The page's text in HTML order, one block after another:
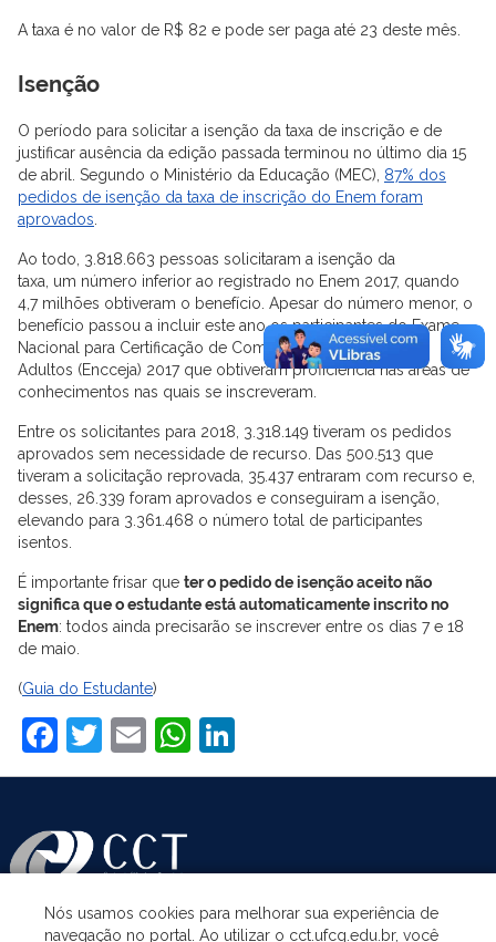
A taxa é no valor de R$ 82 e pode ser paga até 23 deste mês.
Isenção
O período para solicitar a isenção da taxa de inscrição e de
justificar ausência da edição passada terminou no último dia 15
de abril. Segundo o Ministério da Educação (MEC), 87% dos
pedidos de isenção da taxa de inscrição do Enem foram
aprovados
Ao todo, 3.818.663 pessoas solicitaram a isenção da
taxa, um número inferior ao registrado no Enem 2017, quando
4,7 milhões obtiveram o benefício. Apesar do número menor, o
benefício passou a incluir este ano os participantes do Exame
Nacional para Certificação de Competências de Jovens e
Adultos (Encceja) 2017 que obtiveram proficiência nas áreas de
conhecimentos nas quais se inscreveram.
Entre os solicitantes para 2018, 3.318.149 tiveram os pedidos
aprovados sem necessidade de recurso. Das 500.513 que
tiveram a solicitação reprovada, 35.437 entraram com recurso e,
desses, 26.339 foram aprovados e conseguiram a isenção,
elevando para 3.361.468 o número total de participantes
isentos.
É importante frisar que ter o pedido de isenção aceito não
significa que o estudante está automaticamente inscrito no
Enem: todos ainda precisarão se inscrever entre os dias 7 e 18
de maio.
(Guia do Estudante)
Facebook
Twitter
EmailWhatsApp
Nós usamos cookies para melhorar sua experiência de
navegação no portal. Ao utilizar o cct.ufcg.edu.br, você